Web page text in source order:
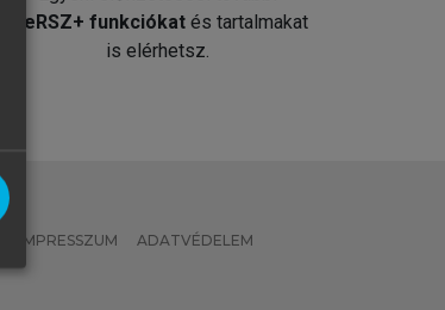
MeRSZ+ funkciókat és tartalmakat
is elérhetsz.
IMPRESSZUM ADATVÉDELEM